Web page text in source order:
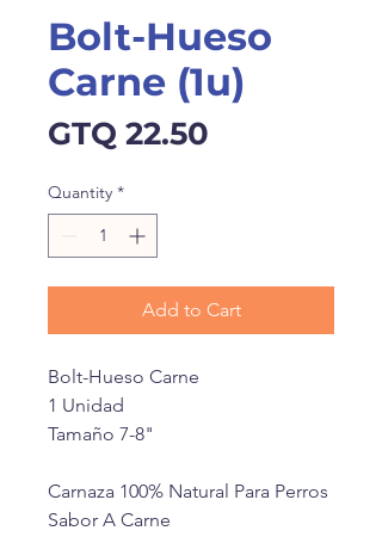
Bolt-Hueso
Carne (1u)
GTQ 22.50
Quantity *
Add to Cart
Bolt-Hueso Carne
1 Unidad
Tamaño 7-8"
Carnaza 100% Natural Para Perros
Sabor A Carne